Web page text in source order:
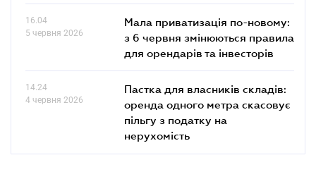
16.04
5 червня 2026
Мала приватизація по-новому:
з 6 червня змінюються правила
для орендарів та інвесторів
14.24
4 червня 2026
Пастка для власників складів:
оренда одного метра скасовує
пільгу з податку на
нерухомість